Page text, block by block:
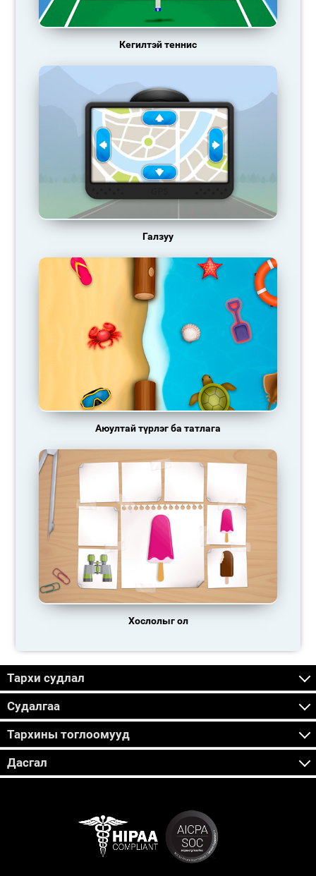
Кегилтэй теннис
Галзуу
Аюултай түрлэг ба татлага
Хослолыг ол
Тархи судлал
Судалгаа
Тархины тоглоомууд
Дасгал